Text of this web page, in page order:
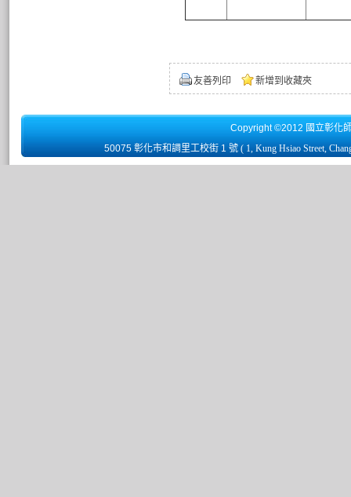
友善列印 新增到收藏夾
Copyright ©2012 國立彰化
50075 彰化市和調里工校街 1 號 ( 1, Kung Hsiao Street,